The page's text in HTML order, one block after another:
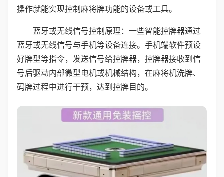
操作就能实现控制麻将牌功能的设备或工具。
蓝牙或无线信号控制原理：一些智能控牌器通过
蓝牙或无线信号与手机等设备连接。手机端软件预设
好牌型等指令，发送信号给控牌器，控牌器接收到信
号后驱动内部微型电机或机械结构，在麻将机洗牌、
码牌过程中进行干预，达到控牌目的。